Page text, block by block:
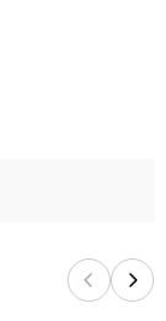
Vorherige